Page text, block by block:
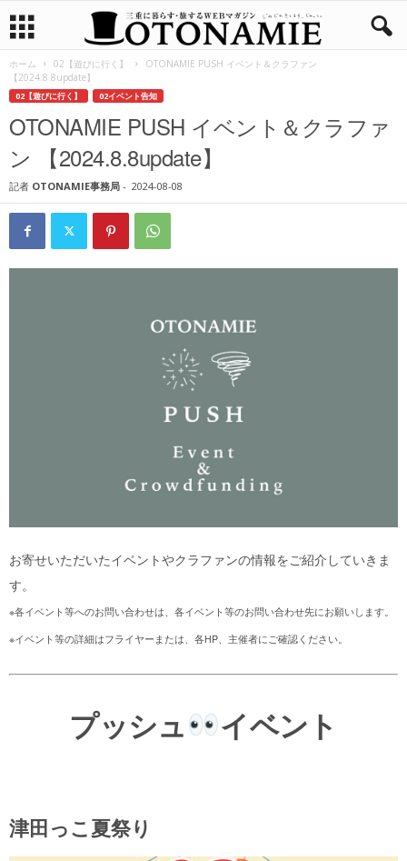
ホーム 02【遊びに行く】
OTONAMIE PUSH イベント＆クラファン
【2024.8.8update】
02【遊びに行く】 02イベント告知
OTONAMIE PUSH イベント＆クラファ
ン 【2024.8.8update】
記者 OTONAMIE事務局 - 2024-08-08
お寄せいただいたイベントやクラファンの情報をご紹介していきま
す。
※各イベント等へのお問い合わせは、各イベント等のお問い合わせ先にお願いします。
※イベント等の詳細はフライヤーまたは、各HP、主催者にご確認ください。
プッシュ イベント
津田っこ夏祭り